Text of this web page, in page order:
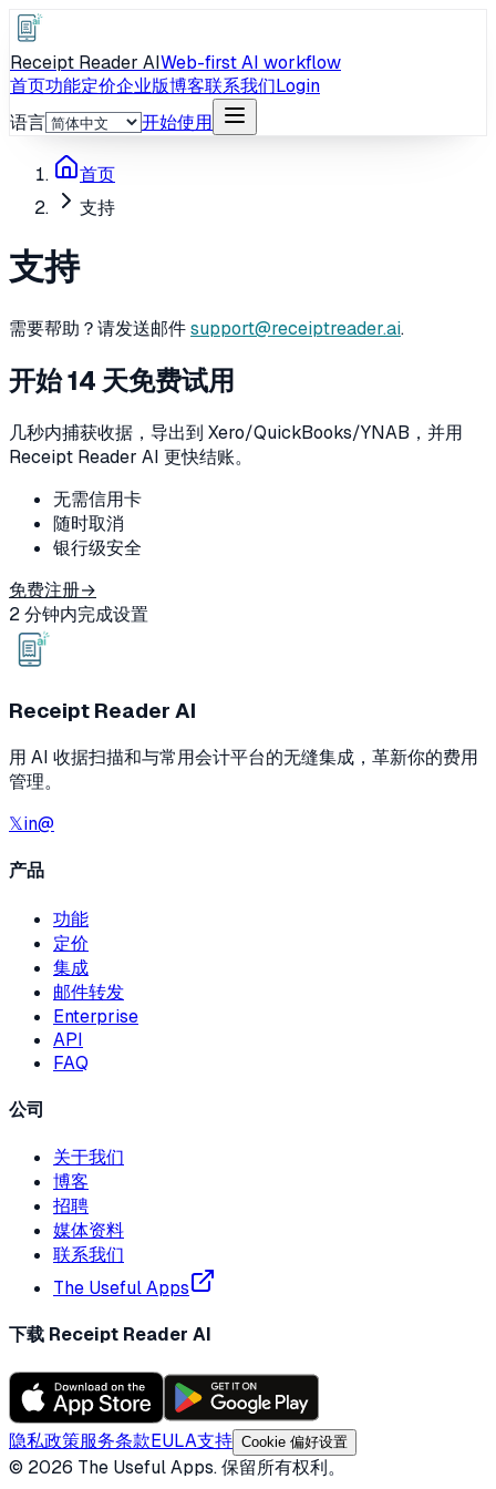
Receipt Reader AIWeb-first AI workflow
首页功能定价企业版博客联系我们Login
语言
开始使用
首页
支持
支持
需要帮助？请发送邮件support@receiptreader.ai.
开始 14 天免费试用
几秒内捕获收据，导出到 Xero/QuickBooks/YNAB，并用
Receipt Reader AI 更快结账。
无需信用卡
随时取消
银行级安全
免费注册→
2 分钟内完成设置
Receipt Reader AI
用 AI 收据扫描和与常用会计平台的无缝集成，革新你的费用
管理。
𝕏in@
产品
功能
定价
集成
邮件转发
Enterprise
API
FAQ
公司
关于我们
博客
招聘
媒体资料
联系我们
The Useful Apps
下载 Receipt Reader AI
隐私政策服务条款EULA支持 Cookie 偏好设置
© 2026 The Useful Apps.保留所有权利。